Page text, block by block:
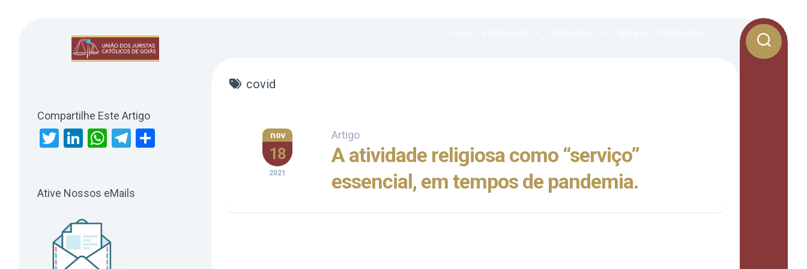
Compartilhe Este Artigo
Twitter
LinkedIn
WhatsApp
Telegram
Ative Nossos eMails
covid
nov
18
2021
Artigo
A atividade religiosa como “serviço”
essencial, em tempos de pandemia.